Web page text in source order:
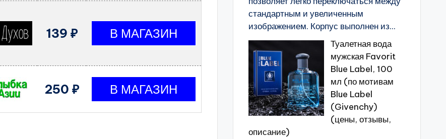
139 ₽
250 ₽
стандартным и увеличенным
изображением. Корпус выполнен из...
Туалетная вода
мужская Favorit
Blue Label, 100
мл (по мотивам
Blue Label
(Givenchy)
(цены, отзывы,
описание)